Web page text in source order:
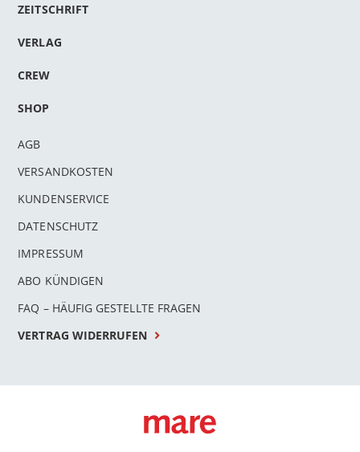
ZEITSCHRIFT
VERLAG
CREW
SHOP
AGB
VERSANDKOSTEN
KUNDENSERVICE
DATENSCHUTZ
IMPRESSUM
ABO KÜNDIGEN
FAQ – HÄUFIG GESTELLTE FRAGEN
VERTRAG WIDERRUFEN